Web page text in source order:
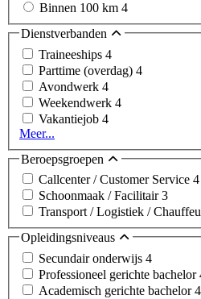
Binnen 100 km 4
Dienstverbanden
Traineeships 4
Parttime (overdag) 4
Avondwerk 4
Weekendwerk 4
Vakantiejob 4
Meer...
Beroepsgroepen
Callcenter / Customer Service 4
Schoonmaak / Facilitair3
Transport / Logistiek /
Opleidingsniveaus
Secundair onderwijs 4
Professioneel gerichte bachelor
Academisch gerichte bachelor4